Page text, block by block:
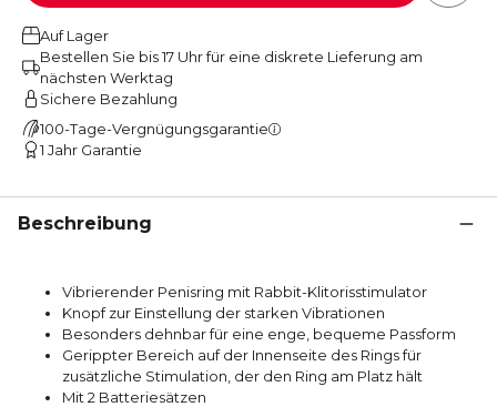
Auf Lager
Bestellen Sie bis 17 Uhr für eine diskrete Lieferung am
nächsten Werktag
Sichere Bezahlung
100-Tage-Vergnügungsgarantie
1 Jahr Garantie
Beschreibung
Vibrierender Penisring mit Rabbit-Klitorisstimulator
Knopf zur Einstellung der starken Vibrationen
Besonders dehnbar für eine enge, bequeme Passform
Gerippter Bereich auf der Innenseite des Rings für
zusätzliche Stimulation, der den Ring am Platz hält
Mit 2 Batteriesätzen